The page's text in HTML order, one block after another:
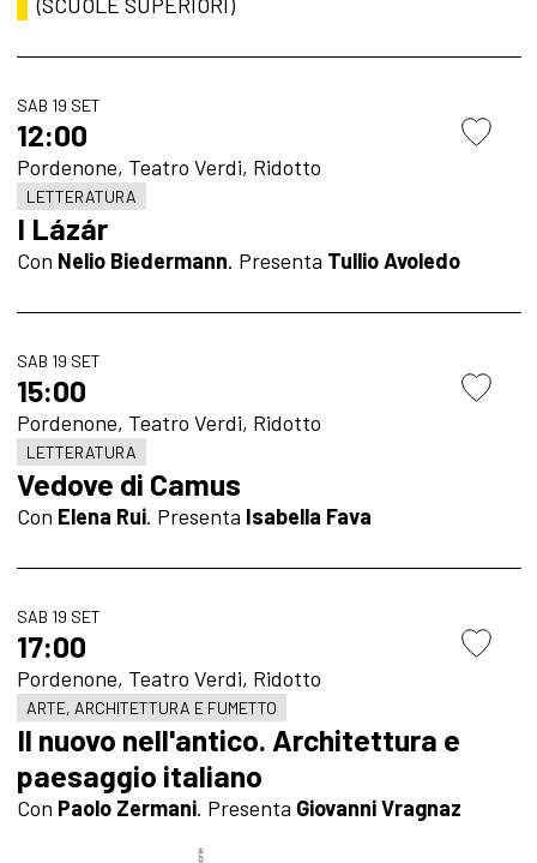
SAB 19 SET
12:00
Pordenone, Teatro Verdi, Ridotto
LETTERATURA
I Lázár
Con Nelio Biedermann. Presenta Tullio Avoledo
SAB 19 SET
15:00
Pordenone, Teatro Verdi, Ridotto
LETTERATURA
Vedove di Camus
Con Elena Rui. Presenta Isabella Fava
SAB 19 SET
17:00
Pordenone, Teatro Verdi, Ridotto
ARTE, ARCHITETTURA E FUMETTO
Il nuovo nell'antico. Architettura e
paesaggio italiano
Con Paolo Zermani. Presenta Giovanni Vragnaz